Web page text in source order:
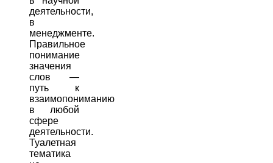
деятельности,
в
менеджменте.
Правильное
понимание
значения
слов —
путь к
взаимопониманию
в любой
сфере
деятельности.
Туалетная
тематика